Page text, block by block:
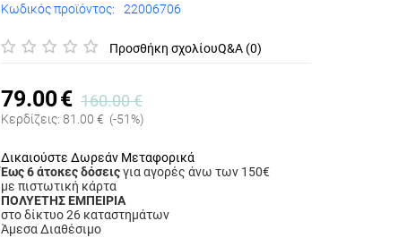
Κωδικός προϊόντος: 22006706
Προσθήκη σχολίουQ&A (0)
79.00€ 160.00€
Κερδίζεις: 81.00 € (-51%)
Δικαιούστε Δωρεάν Μεταφορικά
Έως 6 άτοκες δόσειςγια αγορές άνω των 150€
με πιστωτική κάρτα
ΠΟΛΥΕΤΗΣ ΕΜΠΕΙΡΙΑ
στο δίκτυο 26 καταστημάτων
Άμεσα Διαθέσιμο